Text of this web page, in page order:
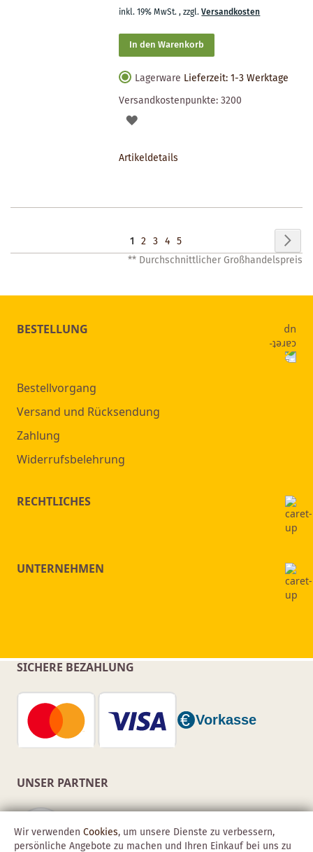
inkl. 19% MwSt.,zzgl.Versandkosten
In den Warenkorb
Lagerware Lieferzeit: 1-3 Werktage
Versandkostenpunkte:3200
AUF
Artikeldetails
Seite
Sie
lesen
1 Seite
2 Seite
3 Seite
4 Seite
5
** Durchschnittlicher Großhandelspreis
BESTELLUNG
Bestellvorgang
Versand und Rücksendung
Zahlung
Widerrufsbelehrung
RECHTLICHES
UNTERNEHMEN
SICHERE BEZAHLUNG
UNSER PARTNER
Wir verwenden Cookies, um unsere Dienste zu verbessern,
persönliche Angebote zu machen und Ihren Einkauf bei uns zu